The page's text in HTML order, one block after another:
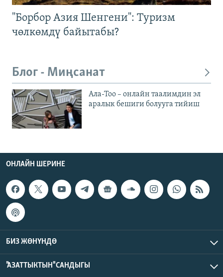
"Борбор Азия Шенгени": Туризм
чөлкөмдү байытабы?
Блог - Миңсанат
Ала-Тоо – онлайн таалимдин эл
аралык бешиги болууга тийиш
ОНЛАЙН ШЕРИНЕ
БИЗ ЖӨНҮНДӨ
"АЗАТТЫКТЫН" САНДЫГЫ